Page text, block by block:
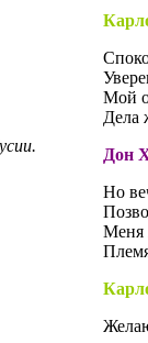
Мой
Дела
Дон
Но
Меня